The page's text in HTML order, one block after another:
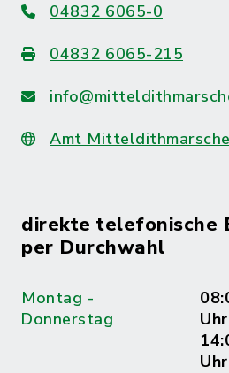
04832 6065-0
04832 6065-215
Amt
direkte telefonische
per Durchwahl
Montag -
Donnerstag
Uhr
Uhr